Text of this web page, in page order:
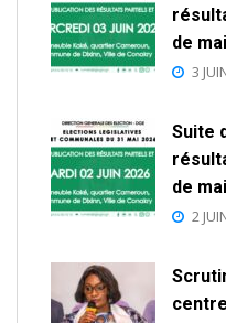
de
3
Suite
de
2